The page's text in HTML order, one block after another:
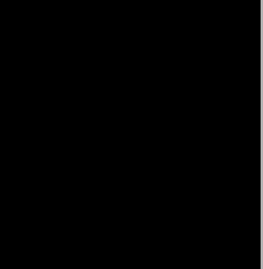
guión siempre hay
que se dan
escenas
al borde
increíble